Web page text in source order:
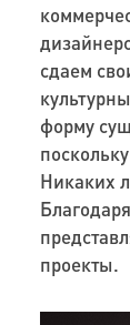
сдаем
форму
Никаких
проекты.